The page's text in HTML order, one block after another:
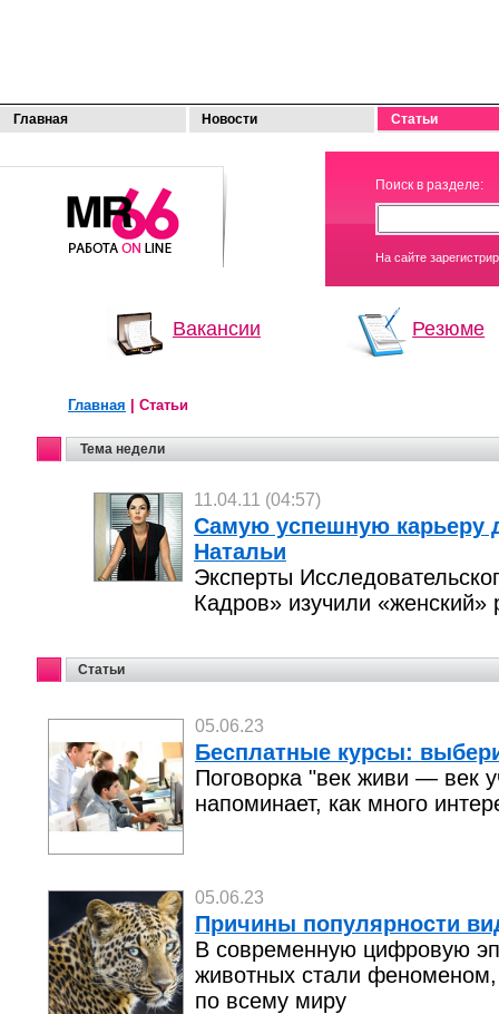
Главная Новости Статьи
МОЯ
РАБОТА
Поиск в разделе:
На сайте
Вакансии Резюме
Главная | Статьи
Тема недели
11.04.11 (04:57)
Самую успешную карьеру
Натальи
Эксперты
Кадров» изучили «женский»
Статьи
05.06.23
Бесплатные курсы:
Поговорка "век живи — век
напоминает, как много
05.06.23
Причины популярности
В современную цифровую
животных стали
по всему миру